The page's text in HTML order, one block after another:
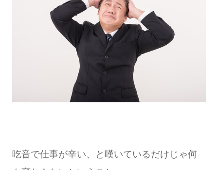
吃音で仕事が辛い、と嘆いているだけじゃ何